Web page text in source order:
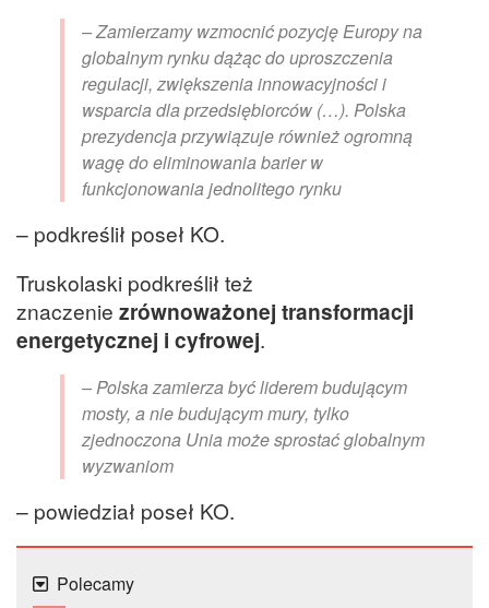
– Zamierzamy wzmocnić pozycję Europy na
globalnym rynku dążąc do uproszczenia
regulacji, zwiększenia innowacyjności i
wsparcia dla przedsiębiorców (…). Polska
prezydencja przywiązuje również ogromną
wagę do eliminowania barier w
funkcjonowania jednolitego rynku
– podkreślił poseł KO.
Truskolaski podkreślił też
znaczenie zrównoważonej transformacji
energetycznej i cyfrowej.
– Polska zamierza być liderem budującym
mosty, a nie budującym mury, tylko
zjednoczona Unia może sprostać globalnym
wyzwaniom
– powiedział poseł KO.
Polecamy